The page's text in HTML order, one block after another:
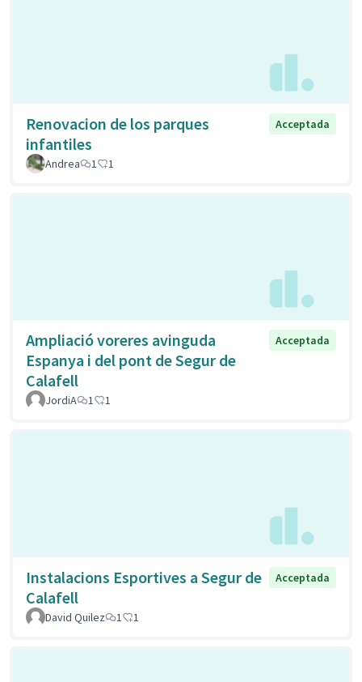
Renovacion de los parques
infantiles
Acceptada
Andrea 1 1
Ampliació voreres avinguda
Espanya i del pont de Segur de
Calafell
Acceptada
JordiA 1 1
Instalacions Esportives a Segur de
Calafell
Acceptada
David Quilez 1 1